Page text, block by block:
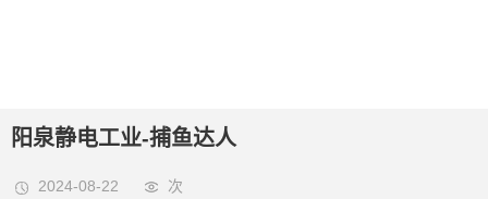
阳泉静电工业-捕鱼达人
2024-08-22 次